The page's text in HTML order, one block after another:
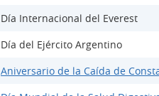
Día Internacional del Everest
Día del Ejército Argentino
Aniversario de la Caída de